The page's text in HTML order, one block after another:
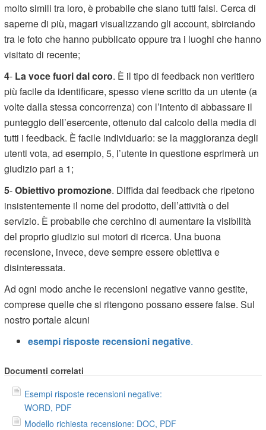
molto simili tra loro, è probabile che siano tutti falsi. Cerca di
saperne di più, magari visualizzando gli account, sbirciando
tra le foto che hanno pubblicato oppure tra i luoghi che hanno
visitato di recente;
4- La voce fuori dal coro. È il tipo di feedback non veritiero
più facile da identificare, spesso viene scritto da un utente (a
volte dalla stessa concorrenza) con l’intento di abbassare il
punteggio dell’esercente, ottenuto dal calcolo della media di
tutti i feedback. È facile individuarlo: se la maggioranza degli
utenti vota, ad esempio, 5, l’utente in questione esprimerà un
giudizio pari a 1;
5-Obiettivo promozione. Diffida dai feedback che ripetono
insistentemente il nome del prodotto, dell’attività o del
servizio. È probabile che cerchino di aumentare la visibilità
del proprio giudizio sui motori di ricerca. Una buona
recensione, invece, deve sempre essere obiettiva e
disinteressata.
Ad ogni modo anche le recensioni negative vanno gestite,
comprese quelle che si ritengono possano essere false. Sul
nostro portale alcuni
esempi risposte recensioni negative.
Documenti correlati
Esempi risposte recensioni negative:
WORD, PDF
Modello richiesta recensione: DOC, PDF